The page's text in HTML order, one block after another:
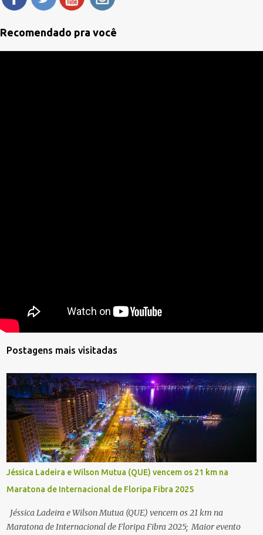
t
Recomendado pra você
Postagens mais visitadas
Jéssica Ladeira e Wilson Mutua (QUE) vencem os 21 km na
Maratona de Internacional de Floripa Fibra 2025
Jéssica Ladeira e Wilson Mutua (QUE) vencem os 21 km na
Maratona de Internacional de Floripa Fibra 2025; Maior evento